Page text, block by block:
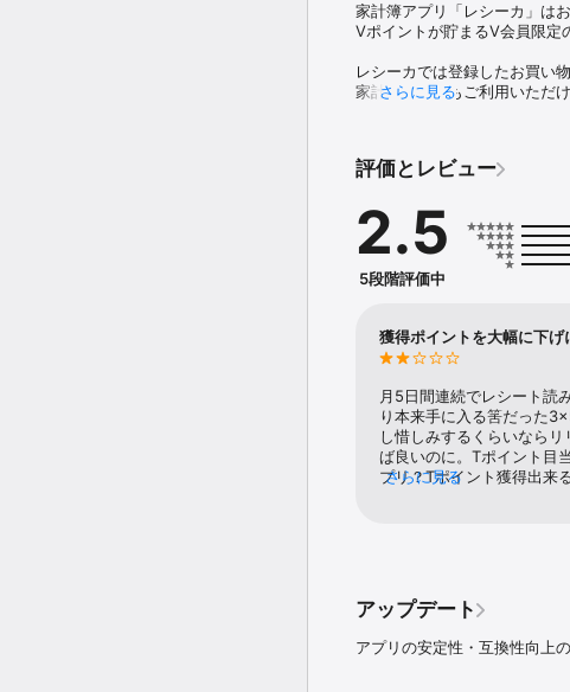
家計簿アプリ「レシーカ」は
Vポイントが貯まるV会員限定
レシーカでは登録したお買い
家計簿としてもご利用いただけ
1.アプリを立ち上げ、レシート
2.必要事項を入力しお買い物
【レシーカで貯まるポイント】
①レシート登録ポイント：毎
ボーナスポイントは
※Vポイントを貯めるルール
■アプリの主な機能
1.レシート撮影機能
お買い物レシートを読み取る
2.手入力機能
※一部対象外の商品があります
4.履歴表示機能
登録した支出・収入情報は、
さらに見る
評価とレビュー
2.5
5段階評価中
獲得ポイントを大幅に下げ
月5日間連続でレシート読
り本来手に入る筈だった
し惜しみするくらいなら
ば良いのに。Tポイント目
プリ？Tポイント獲得出来
さらに見る
アップデート
アプリの安定性・互換性向上